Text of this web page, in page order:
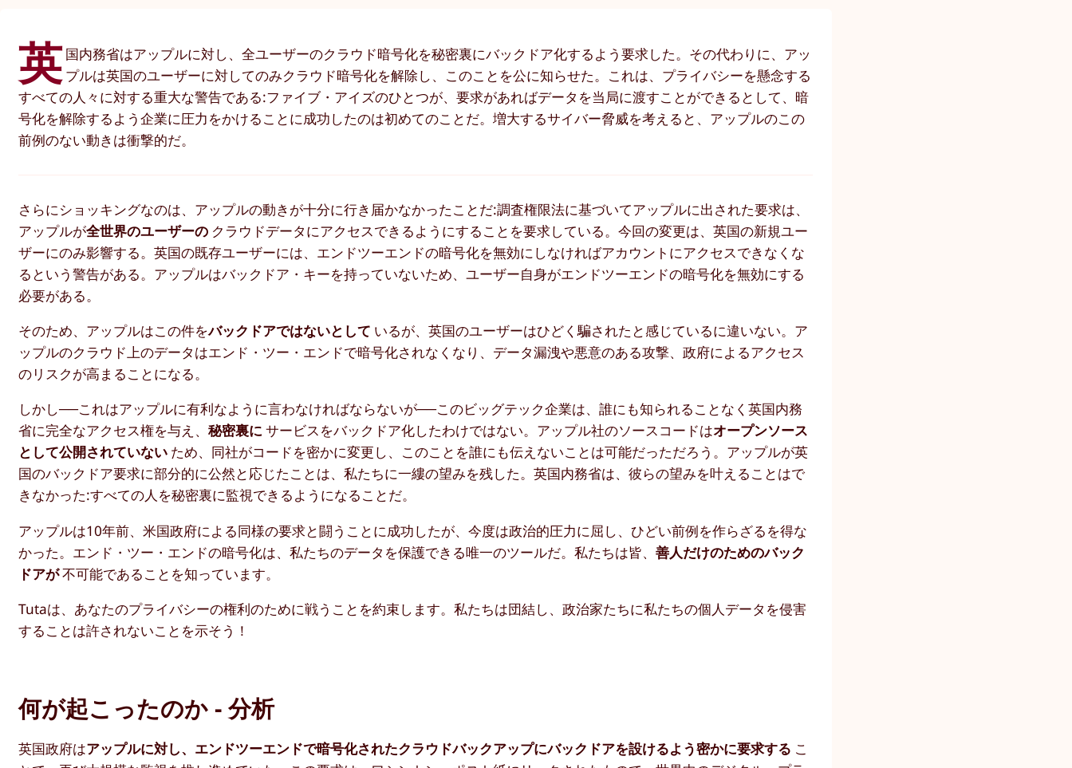
英 国内務省はアップルに対し、全ユーザーのクラウド暗号化を秘密裏にバックドア化するよう要求した。その代わりに、アッ
プルは英国のユーザーに対してのみクラウド暗号化を解除し、このことを公に知らせた。これは、プライバシーを懸念する
すべての人々に対する重大な警告である:ファイブ・アイズのひとつが、要求があればデータを当局に渡すことができるとして、暗
号化を解除するよう企業に圧力をかけることに成功したのは初めてのことだ。増大するサイバー脅威を考えると、アップルのこの
前例のない動きは衝撃的だ。
さらにショッキングなのは、アップルの動きが十分に行き届かなかったことだ:調査権限法に基づいてアップルに出された要求は、
アップルが全世界のユーザーの クラウドデータにアクセスできるようにすることを要求している。今回の変更は、英国の新規ユー
ザーにのみ影響する。英国の既存ユーザーには、エンドツーエンドの暗号化を無効にしなければアカウントにアクセスできなくな
るという警告がある。アップルはバックドア・キーを持っていないため、ユーザー自身がエンドツーエンドの暗号化を無効にする
必要がある。
そのため、アップルはこの件をバックドアではないとして いるが、英国のユーザーはひどく騙されたと感じているに違いない。ア
ップルのクラウド上のデータはエンド・ツー・エンドで暗号化されなくなり、データ漏洩や悪意のある攻撃、政府によるアクセス
のリスクが高まることになる。
しかし──これはアップルに有利なように言わなければならないが──このビッグテック企業は、誰にも知られることなく英国内務
省に完全なアクセス権を与え、秘密裏に サービスをバックドア化したわけではない。アップル社のソースコードはオープンソース
として公開されていない ため、同社がコードを密かに変更し、このことを誰にも伝えないことは可能だっただろう。アップルが英
国のバックドア要求に部分的に公然と応じたことは、私たちに一縷の望みを残した。英国内務省は、彼らの望みを叶えることはで
きなかった:すべての人を秘密裏に監視できるようになることだ。
アップルは10年前、米国政府による同様の要求と闘うことに成功したが、今度は政治的圧力に屈し、ひどい前例を作らざるを得な
かった。エンド・ツー・エンドの暗号化は、私たちのデータを保護できる唯一のツールだ。私たちは皆、善人だけのためのバック
ドアが不可能であることを知っています。
Tutaは、あなたのプライバシーの権利のために戦うことを約束します。私たちは団結し、政治家たちに私たちの個人データを侵害
することは許されないことを示そう！
何が起こったのか - 分析
英国政府はアップルに対し、エンドツーエンドで暗号化されたクラウドバックアップにバックドアを設けるよう密かに要求する こ